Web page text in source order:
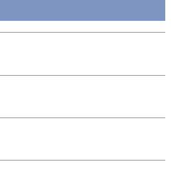
物理学コース